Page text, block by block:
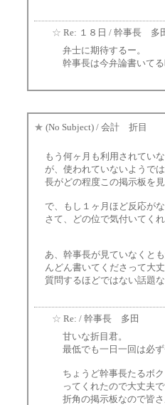
☆ Re: １８日 / 幹事長 多
弁士に期待するー。
幹事長は今弁論書いて
★ (No Subject) / 会計 折目
もう何ヶ月も利用されてい
が、使われていないようで
長がどの程度この掲示板を
で、もし１ヶ月ほど反応が
さて、どの位で気付いてくれ
あ、幹事長が見ていなくと
んどん書いてくださって大丈
質問するほどではない話題
☆ Re: / 幹事長 多田
甘いな折目君。
最低でも一日一回は必ず
ちょうど幹事長たるボ
ってくれたので大丈夫で
折角の掲示板なので皆